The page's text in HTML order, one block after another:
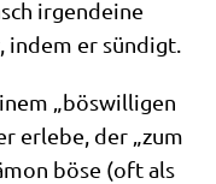
irgend­ei­ne
indem er sündigt.
„bös­wil­li­gen
erle­be, der „zum
böse (oft als